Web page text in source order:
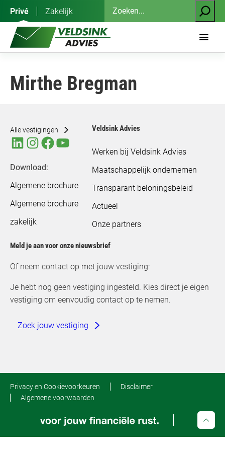
inhoud
Privé Zakelijk
Zoeken
Mirthe Bregman
Alle vestigingen
Download:
Algemene brochure
Algemene brochure
zakelijk
Veldsink Advies
Werken bij Veldsink Advies
Maatschappelijk ondernemen
Transparant beloningsbeleid
Actueel
Onze partners
Meld je aan voor onze nieuwsbrief
Of neem contact op met jouw vestiging:
Je hebt nog geen vestiging ingesteld. Kies direct je eigen
vestiging om eenvoudig contact op te nemen.
Zoek jouw vestiging
Privacy en Cookievoorkeuren
Disclaimer
Algemene voorwaarden